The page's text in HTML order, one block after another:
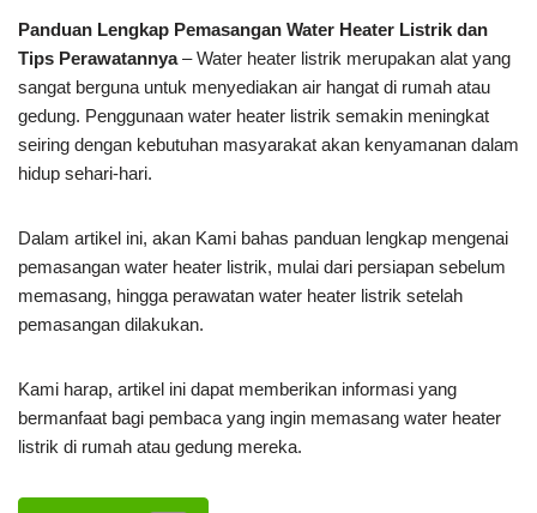
Panduan Lengkap Pemasangan Water Heater Listrik dan
Tips Perawatannya– Water heater listrik merupakan alat yang
sangat berguna untuk menyediakan air hangat di rumah atau
gedung. Penggunaan water heater listrik semakin meningkat
seiring dengan kebutuhan masyarakat akan kenyamanan dalam
hidup sehari-hari.
Dalam artikel ini, akan Kami bahas panduan lengkap mengenai
pemasangan water heater listrik, mulai dari persiapan sebelum
memasang, hingga perawatan water heater listrik setelah
pemasangan dilakukan.
Kami harap, artikel ini dapat memberikan informasi yang
bermanfaat bagi pembaca yang ingin memasang water heater
listrik di rumah atau gedung mereka.